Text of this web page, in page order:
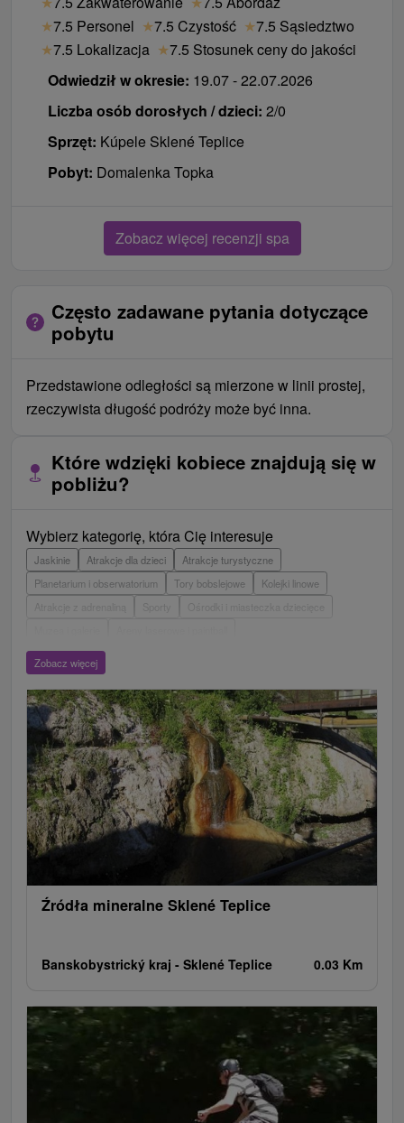
★7.5 Personel ★7.5 Czystość ★7.5 Sąsiedztwo
★7.5 Lokalizacja ★7.5 Stosunek ceny do jakości
Odwiedził w okresie: 19.07 - 22.07.2026
Liczba osób dorosłych / dzieci: 2/0
Sprzęt: Kúpele Sklené Teplice
Pobyt: Domalenka Topka
Zobacz więcej recenzji spa
Często zadawane pytania dotyczące
pobytu
Przedstawione odległości są mierzone w linii prostej,
rzeczywista długość podróży może być inna.
Które wdzięki kobiece znajdują się w
pobliżu?
Wybierz kategorię, która Cię interesuje
Jaskinie Atrakcje dla dzieci
Atrakcje turystyczne
Planetarium i obserwatorium
Tory bobslejowe
Kolejki linowe
Atrakcje z adrenaliną
Wieże obserwacyjne i chodniki
Escaperoom
Ogrody botaniczne
Parki miejskie i zamkowe
Loty widokowe i rejsy wycieczkowe
Tarcze
Jeziora, jeziora, zbiorniki wodne
Zabytki techniki
Pomniki
Wodospady
Kościoły drewniane Źródła Teatry
Jazda konna
Túry a turistické chodníky
Zamki Chaty górskie
Miejsca sakralne
Rafting, rafting, rafting
Obiekty architektoniczne
Ośrodek narciarski
Pola golfowe
Tory gokartowe
Amfiteatry i kina w przyrodzie
Zobacz więcej
Źródła mineralne Sklené Teplice
Banskobystrický kraj - Sklené Teplice 0.03 Km